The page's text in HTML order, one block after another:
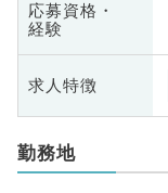
応募資格・
経験
求人特徴
勤務地